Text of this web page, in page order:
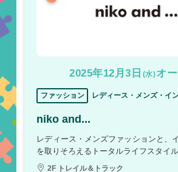
2025年12月3日 (水)オ
ファッション レディース・メンズ・イ
niko and...
レディース・メンズファッションと、
を取りそろえるトータルライフスタイル
2F トレイル＆トラック